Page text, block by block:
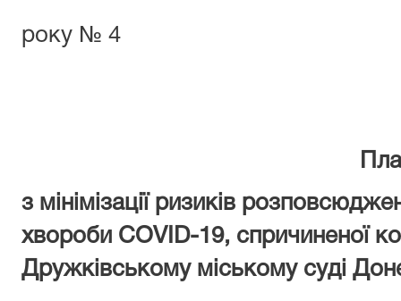
року № 4
з мінімізації ризиків
хвороби COVID-19, спричиненої
Дружківському міському суді